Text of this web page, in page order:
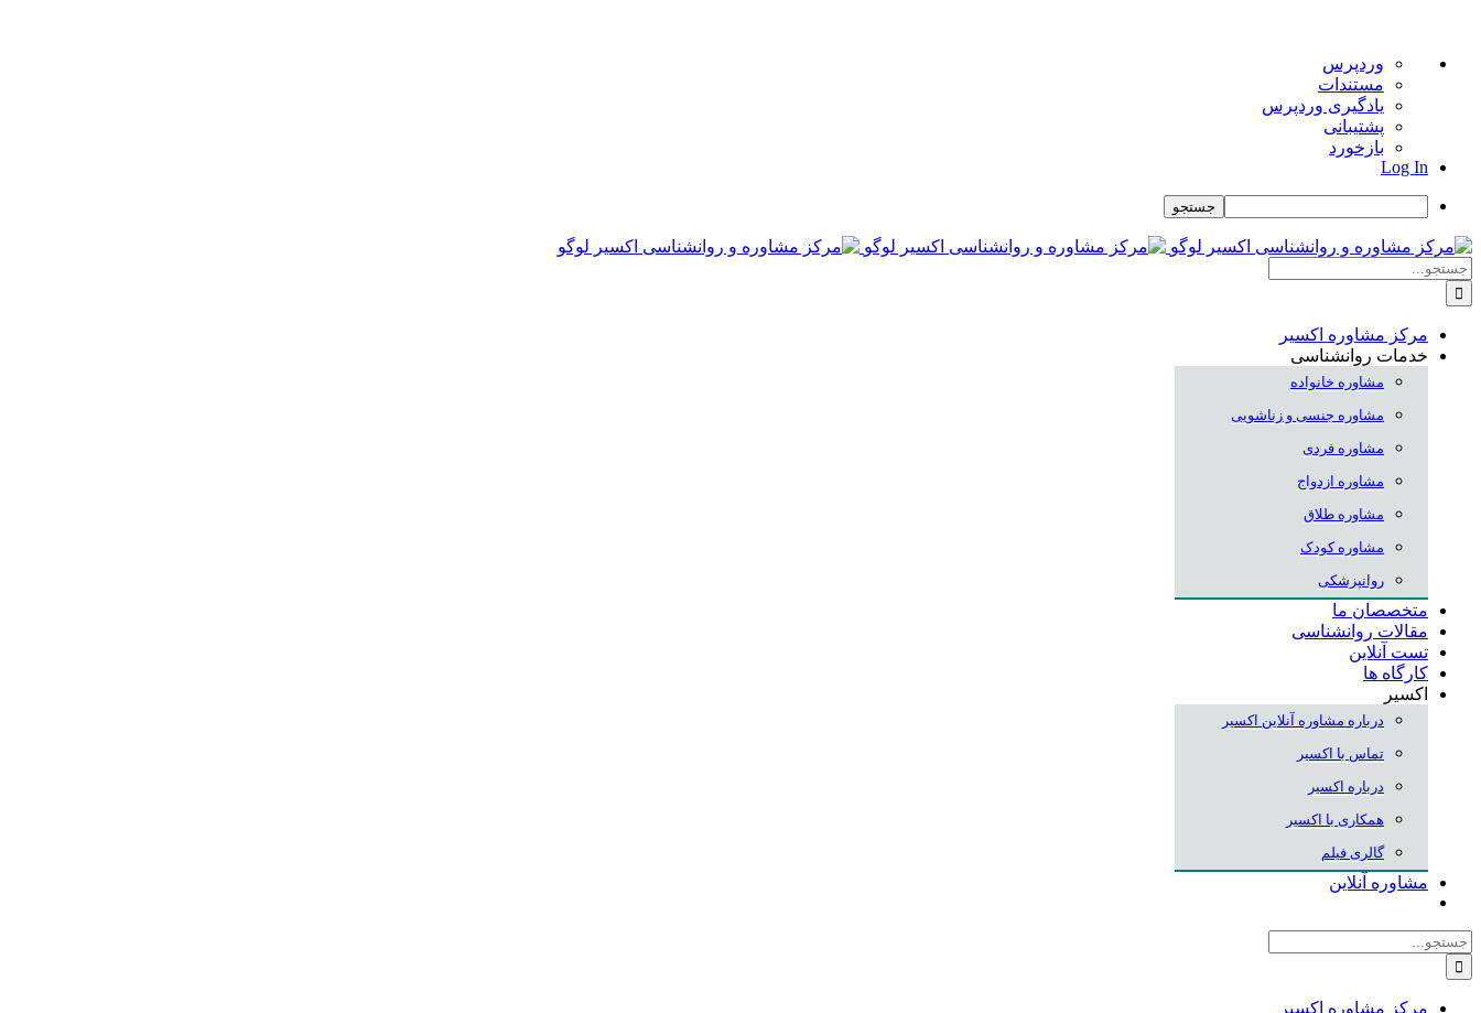
درباره
وردپرس
وردپرس
مستندات
یادگیری وردپرس
پشتیبانی
بازخورد
Log In
جستجو
Skip
to
content
جستجو
برای:
مرکز مشاوره اکسیر
خدمات روانشناسی
مشاوره خانواده
مشاوره جنسی و زناشویی
مشاوره فردی
مشاوره ازدواج
مشاوره طلاق
مشاوره کودک
روانپزشکی
متخصصان ما
مقالات روانشناسی
تست آنلاین
کارگاه ها
اکسیر
درباره مشاوره آنلاین اکسیر
تماس با اکسیر
درباره اکسیر
همکاری با اکسیر
گالری فیلم
مشاوره آنلاین
جستجو
برای:
مرکز مشاوره اکسیر